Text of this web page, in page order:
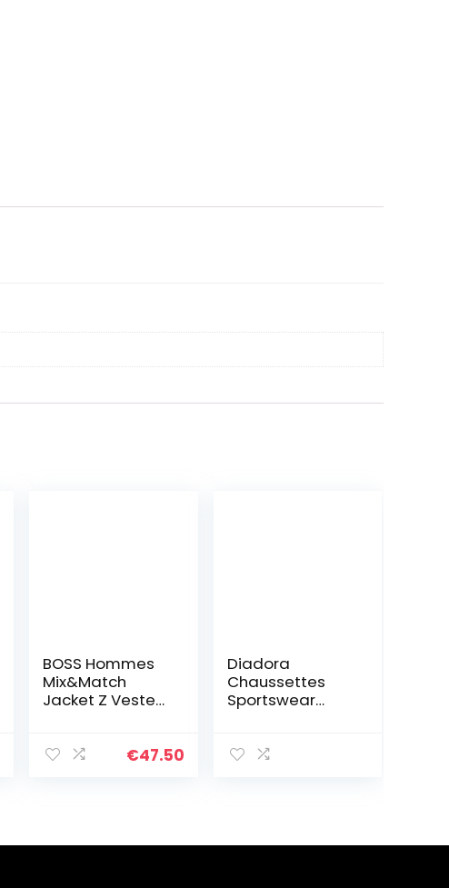
BOSS Hommes
Mix&Match
Jacket Z Veste
Passepoil et
€47.50
Diadora
Chaussettes
Sportswear
Homme, Soft